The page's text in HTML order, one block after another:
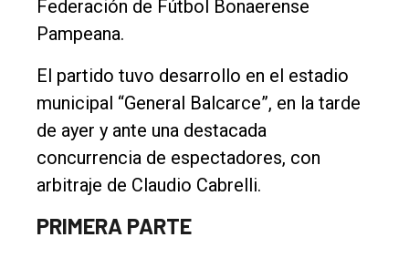
Inicio
Tendencia
Int.
General
Política
Cultura
Federación de Fútbol Bonaerense
Pampeana.
El partido tuvo desarrollo en el estadio
municipal “General Balcarce”, en la tarde
de ayer y ante una destacada
concurrencia de espectadores, con
arbitraje de Claudio Cabrelli.
PRIMERA PARTE